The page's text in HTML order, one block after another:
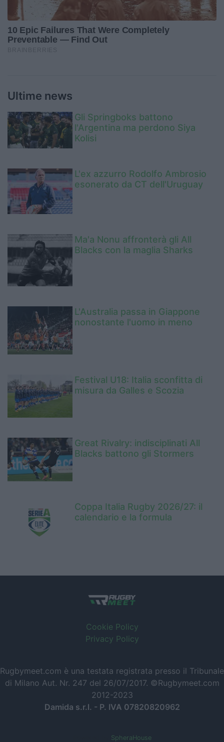
Ultime news
Gli Springboks battono
l'Argentina ma perdono Siya
Kolisi
L'ex azzurro Rodolfo Ambrosio
esonerato da CT dell'Uruguay
Ma'a Nonu affronterà gli All
Blacks con la maglia Sharks
L'Australia passa in Giappone
nonostante l'uomo in meno
Festival U18: Italia sconfitta di
misura da Galles e Scozia
Great Rivalry: indisciplinati All
Blacks battono gli Stormers
Coppa Italia Rugby 2026/27: il
calendario e la formula
Cookie Policy
Privacy Policy
Rugbymeet.com è una testata registrata presso il Tribunale
di Milano Aut. Nr. 247 del 26/07/2017. ©Rugbymeet.com
2012-2023
Damida s.r.l. - P. IVA 07820820962
SpheraHouse